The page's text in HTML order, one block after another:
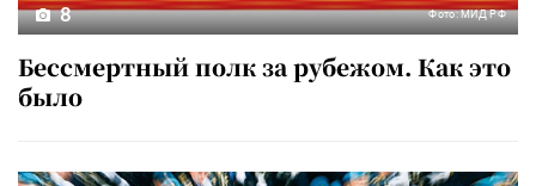
8 Фото: МИД РФ
Бессмертный полк за рубежом. Как это
было